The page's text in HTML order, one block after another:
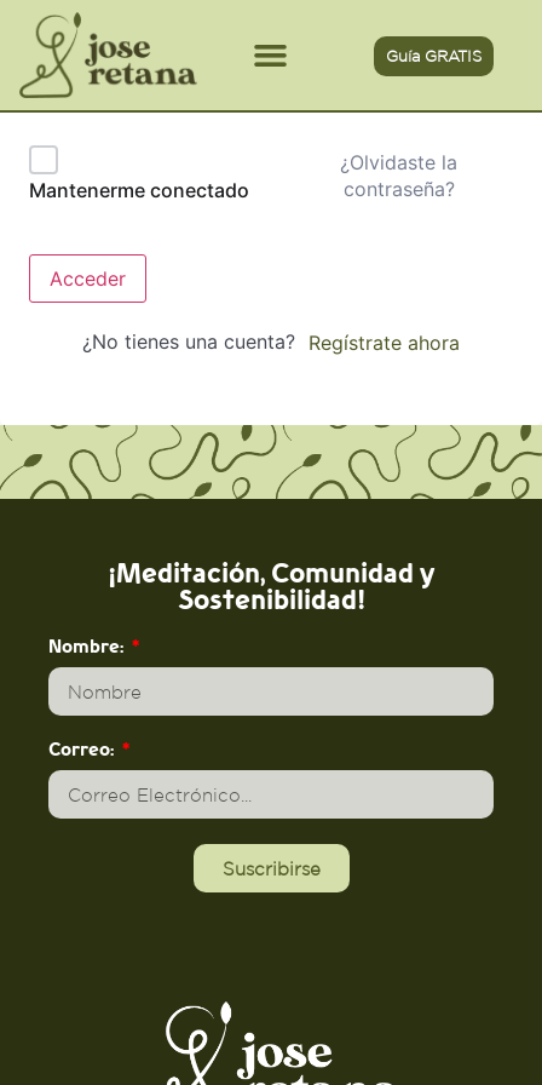
Guía GRATIS
Mantenerme conectado
¿Olvidaste la
contraseña?
Acceder
¿No tienes una cuenta? Regístrate ahora
¡Meditación, Comunidad y
Sostenibilidad!
Nombre:
Correo:
Suscribirse